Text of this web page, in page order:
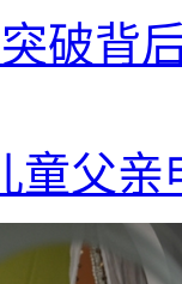
破背
童父